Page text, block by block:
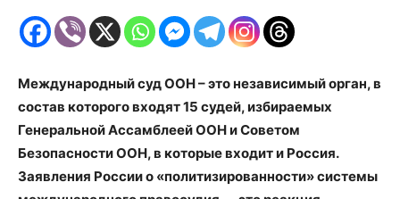
Международный суд ООН – это независимый орган, в
состав которого входят 15 судей, избираемых
Генеральной Ассамблеей ООН и Советом
Безопасности ООН, в которые входит и Россия.
Заявления России о «политизированности» системы